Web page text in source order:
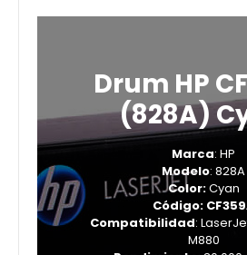
Drum HP
(828A)
Marca: HP
Modelo: 828A
Color:Cyan
Código:
Compatibilidad:
M880